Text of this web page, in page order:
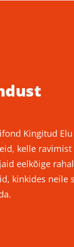
Kingitud
kelle
eelkõige
kinkides